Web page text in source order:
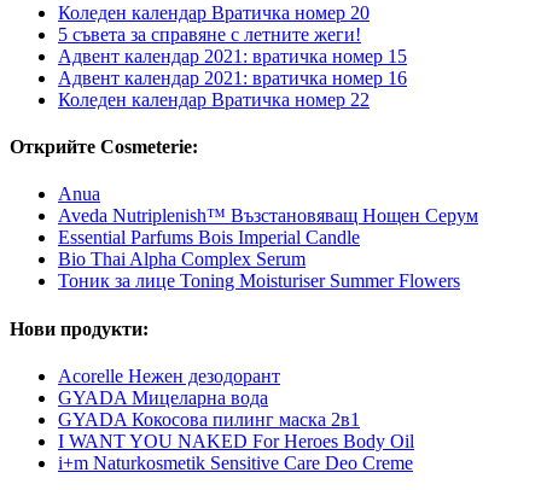
Коледен календар Вратичка номер 20
5 съвета за справяне с летните жеги!
Адвент календар 2021: вратичка номер 15
Адвент календар 2021: вратичка номер 16
Коледен календар Вратичка номер 22
Открийте Cosmeterie:
Anua
Aveda Nutriplenish™ Възстановяващ Нощен Серум
Essential Parfums Bois Imperial Candle
Bio Thai Alpha Complex Serum
Тоник за лице Toning Moisturiser Summer Flowers
Нови продукти:
Acorelle Нежен дезодорант
GYADA Мицеларна вода
GYADA Кокосова пилинг маска 2в1
I WANT YOU NAKED For Heroes Body Oil
i+m Naturkosmetik Sensitive Care Deo Creme